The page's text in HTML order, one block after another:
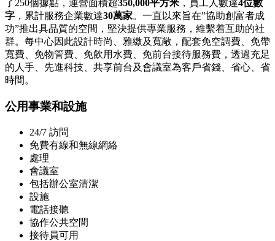
了250個據點，運營面積超350,000平方米 ，員工人數達4位數
字 ，累計服務企業數達30萬家。一直以來旨在”協助創富者成
功”推出具品質的空間，堅決提供專業服務，維繫着互助的社
群。每中心因此設計時尚、雅繳及寬敞，配套免空調費、免帶
寬費、免物管費、免飲用水費、免前台接待服務費，透過充足
的人手、先進科技、共享前台及會議室為客戶省錢、省心、省
時間。
公用事業和設施
24/7 訪問
免費有線和無線網絡
處理
會議室
包括辦公室清潔
設施
電話接聽
協作公共空間
接待員可用